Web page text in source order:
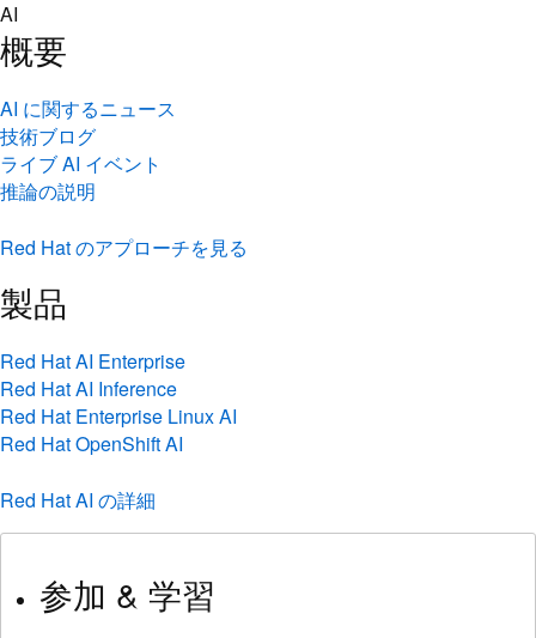
Skip
to
content
AI
概要
AI に関するニュース
技術ブログ
ライブ AI イベント
推論の説明
Red Hat のアプローチを見る
製品
Red Hat AI Enterprise
Red Hat AI Inference
Red Hat Enterprise Linux AI
Red Hat OpenShift AI
Red Hat AI の詳細
参加 & 学習